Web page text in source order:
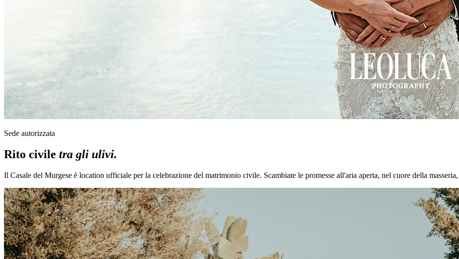
Sede autorizzata
Rito civile tra gli ulivi.
Il Casale del Murgese è location ufficiale per la celebrazione del matrimonio civile. Scambiate le promesse all'aria aperta, nel cuore della